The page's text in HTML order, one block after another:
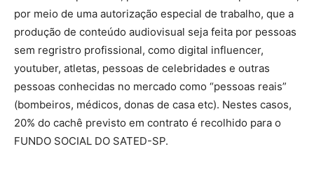
por meio de uma autorização especial de trabalho, que a
produção de conteúdo audiovisual seja feita por pessoas
sem regristro profissional, como digital influencer,
youtuber, atletas, pessoas de celebridades e outras
pessoas conhecidas no mercado como “pessoas reais”
(bombeiros, médicos, donas de casa etc). Nestes casos,
20% do cachê previsto em contrato é recolhido para o
FUNDO SOCIAL DO SATED-SP.